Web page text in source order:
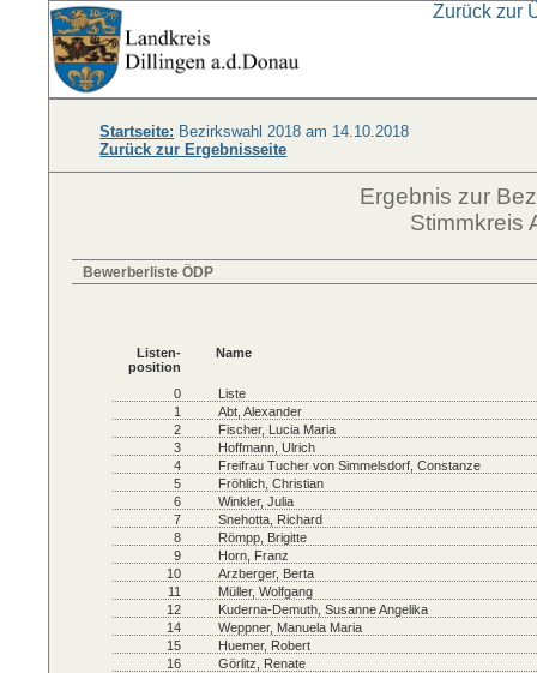
Zurück zur
Startseite: Bezirkswahl 2018 am 14.10.2018
Zurück zur Ergebnisseite
Ergebnis zur
Stimmkreis
Bewerberliste ÖDP
Listen-
position
Name
0
Liste
1
Abt, Alexander
2
Fischer, Lucia Maria
3
Hoffmann, Ulrich
4
Freifrau Tucher von Simmelsdorf, Constanze
5
Fröhlich, Christian
6
Winkler, Julia
7
Snehotta, Richard
8
Römpp, Brigitte
9
Horn, Franz
10
Arzberger, Berta
11
Müller, Wolfgang
12
Kuderna-Demuth, Susanne Angelika
14
Weppner, Manuela Maria
15
Huemer, Robert
16
Görlitz, Renate